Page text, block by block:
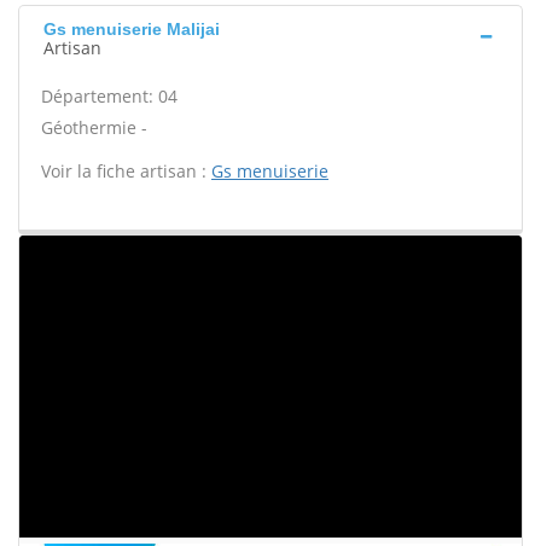
Gs menuiserie Malijai
Artisan
Département: 04
Géothermie -
Voir la fiche artisan : Gs menuiserie